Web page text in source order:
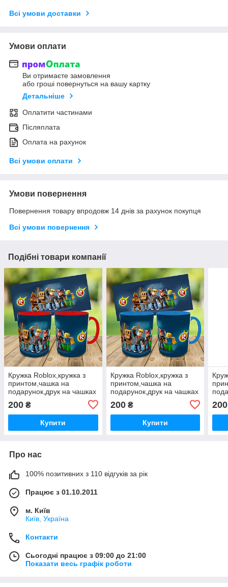
Всі умови доставки
Умови оплати
Ви отримаєте замовлення
або гроші повернуться на вашу картку
Детальніше
Оплатити частинами
Післяплата
Оплата на рахунок
Всі умови оплати
Умови повернення
Повернення товару впродовж 14 днів за рахунок покупця
Всі умови повернення
Подібні товари компанії
Кружка Roblox,кружка з
принтом,чашка на
подарунок,друк на чашках
200 ₴
Купити
Кружка Roblox,кружка з
принтом,чашка на
подарунок,друк на чашках
200₴
Купити
200
Про нас
100% позитивних з 110 відгуків за рік
Працює з 01.10.2011
м. Київ
Київ, Україна
Контакти
Сьогодні працює з 09:00 до 21:00
Показати весь графік роботи